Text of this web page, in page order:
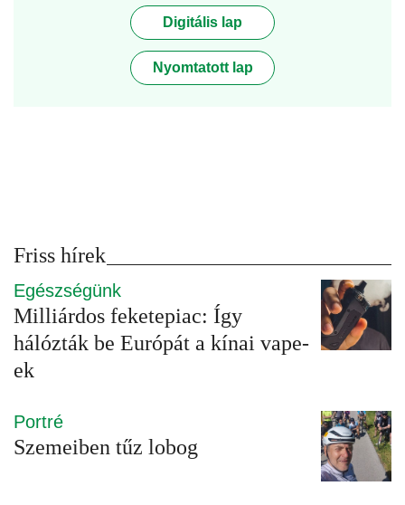
Digitális lap
Nyomtatott lap
Friss hírek
Egészségünk
Milliárdos feketepiac: Így
hálózták be Európát a kínai vape-
ek
Portré
Szemeiben tűz lobog